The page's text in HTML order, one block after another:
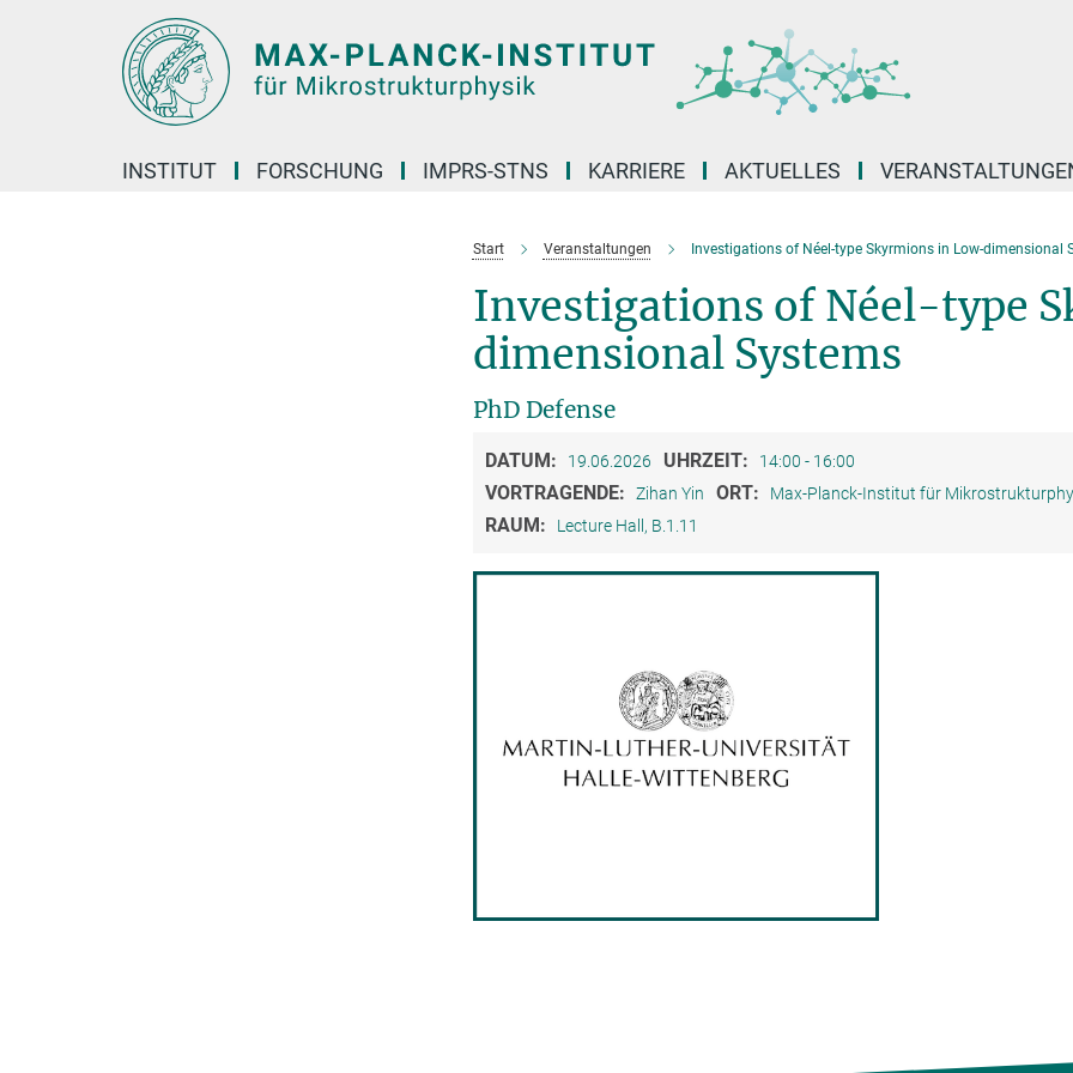
INSTITUT FORSCHUNG IMPRS-STNS KARRIERE AKTUELLES
Start Veranstaltungen Investigations of Néel-type Skyrmions in Low-dimensional
Investigations of Néel-type
dimensional Systems
PhD Defense
DATUM: 19.06.2026 UHRZEIT: 14:00 - 16:00
VORTRAGENDE: Zihan Yin ORT: Max-Planck-Institut für
RAUM: Lecture Hall, B.1.11